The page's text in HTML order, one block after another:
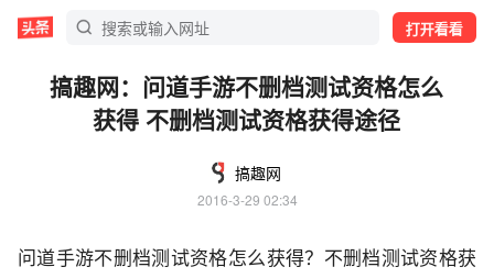
打开看看
搞趣网：问道手游不删档测试资格怎么
获得 不删档测试资格获得途径
搞趣网
2016-3-29 02:34
问道手游不删档测试资格怎么获得？不删档测试资格获